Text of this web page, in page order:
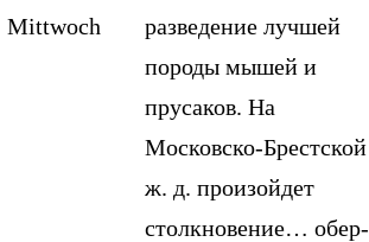
Mittwoch
разведение лучшей
породы мышей и
прусаков. На
Московско-Брестской
ж. д. произойдет
столкновение… обер-